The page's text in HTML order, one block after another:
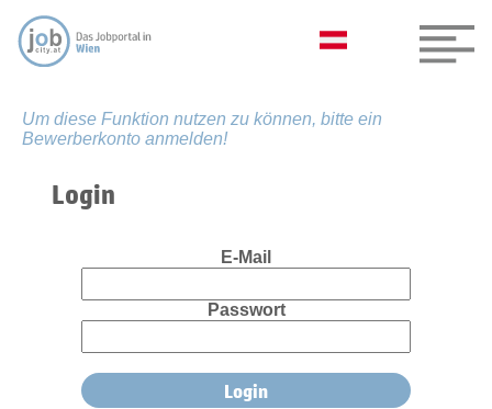
Um diese Funktion nutzen zu können, bitte ein
Bewerberkonto anmelden!
Login
E-Mail
Passwort